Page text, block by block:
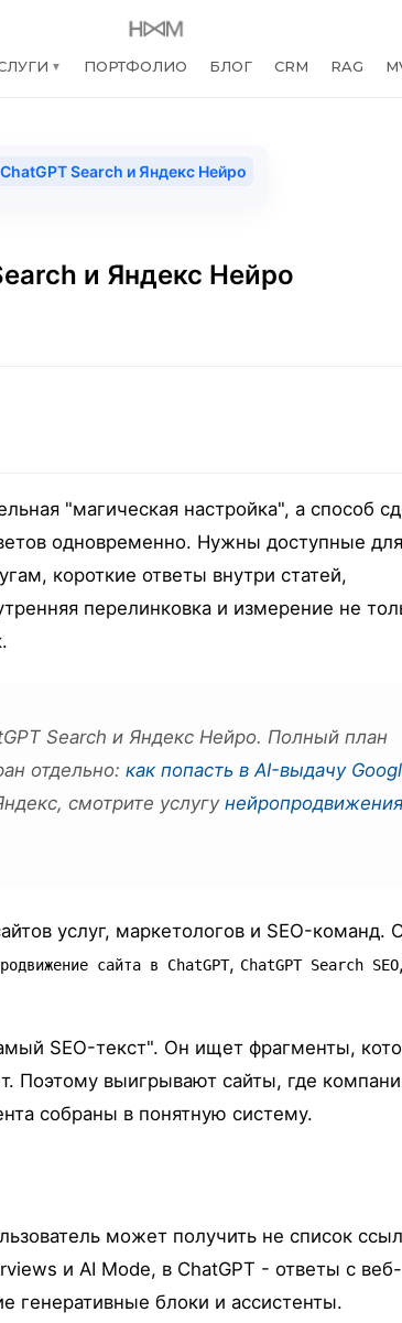
▼ ПОРТФОЛИО БЛОГ CRM RAG
Search и Яндекс Нейро
и Яндекс Нейро
"магическая настройка", а способ
одновременно. Нужны доступные для
короткие ответы внутри статей,
перелинковка и измерение не
Search и Яндекс Нейро. Полный план
отдельно: как попасть в AI-выдачу
смотрите услугу
услуг, маркетологов и SEO-команд.
сайта в ChatGPT, ChatGPT Search SEO
SEO-текст". Он ищет фрагменты,
Поэтому выигрывают сайты, где
собраны в понятную систему.
может получить не список
и AI Mode, в ChatGPT - ответы с веб-
генеративные блоки и ассистенты.